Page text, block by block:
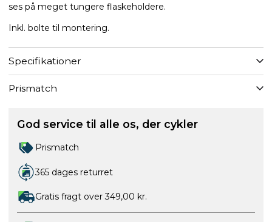
ses på meget tungere flaskeholdere.
Inkl. bolte til montering.
Specifikationer
Prismatch
God service til alle os, der cykler
Prismatch
365 dages returret
Gratis fragt over 349,00 kr.